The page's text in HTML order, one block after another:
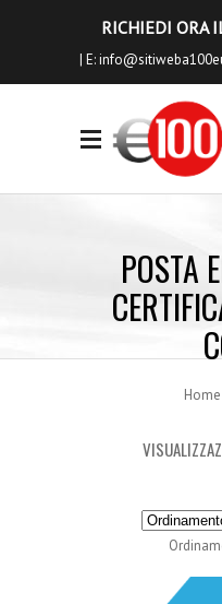
RICHIEDI ORA
| E:
POSTA
Home